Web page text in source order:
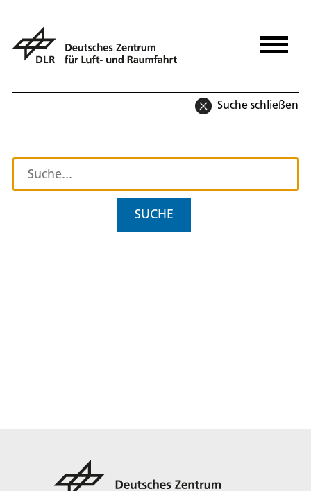
Suche schließen
SUCHE